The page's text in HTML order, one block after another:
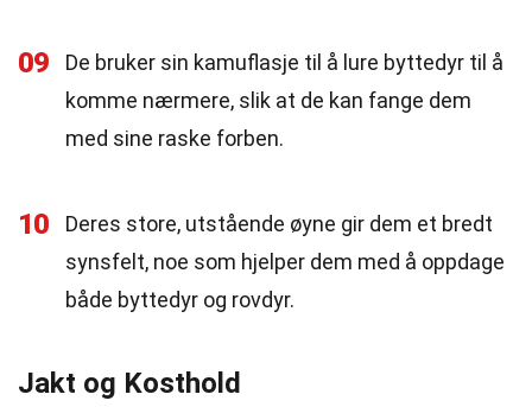
09
De bruker sin kamuflasje til å lure byttedyr til å
komme nærmere, slik at de kan fange dem
med sine raske forben.
10
Deres store, utstående øyne gir dem et bredt
synsfelt, noe som hjelper dem med å oppdage
både byttedyr og rovdyr.
Jakt og Kosthold